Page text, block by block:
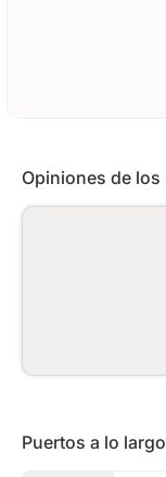
Opiniones de
Puertos a lo